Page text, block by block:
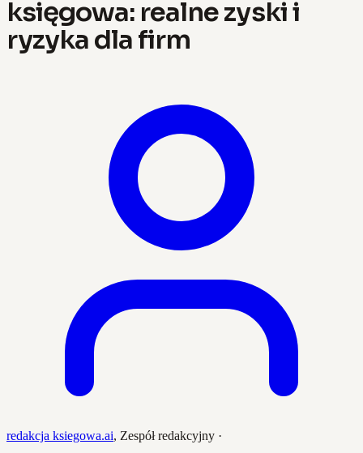
księgowa: realne zyski i
ryzyka dla firm
redakcja ksiegowa.ai, Zespół redakcyjny ·